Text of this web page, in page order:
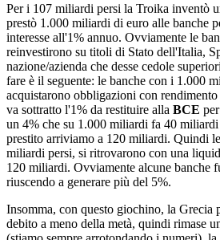
Per i 107 miliardi persi la Troika inventò
prestò 1.000 miliardi di euro alle banche
interesse all'1% annuo. Ovviamente le
reinvestirono su titoli di Stato dell'Italia,
nazione/azienda che desse cedole
fare è il seguente: le banche con i 1.000
acquistarono obbligazioni con
va sottratto l'1% da restituire alla BCE
un 4% che su 1.000 miliardi fa 40
prestito arriviamo a 120 miliardi. Quindi
miliardi persi, si ritrovarono con una
120 miliardi. Ovviamente alcune banche
riuscendo a generare più del 5%.
Insomma, con questo giochino, la Grecia
debito a meno della metà, quindi rimase